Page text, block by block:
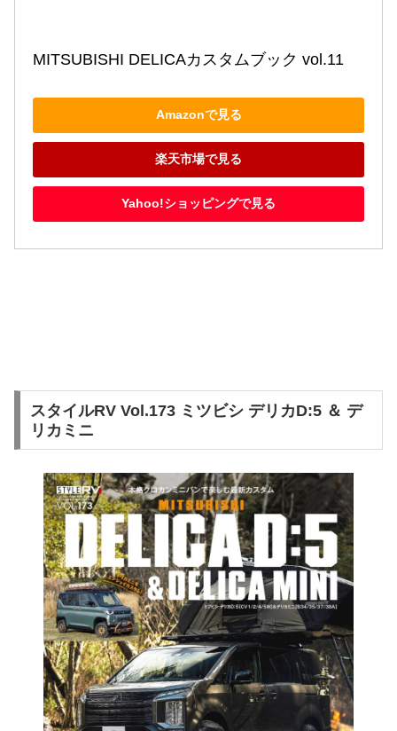
MITSUBISHI DELICAカスタムブック vol.11
Amazonで見る
楽天市場で見る
Yahoo!ショッピングで見る
スタイルRV Vol.173 ミツビシ デリカD:5 ＆ デ
リカミニ